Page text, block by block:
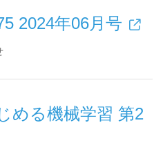
2024年06月号
める機械学習 第2